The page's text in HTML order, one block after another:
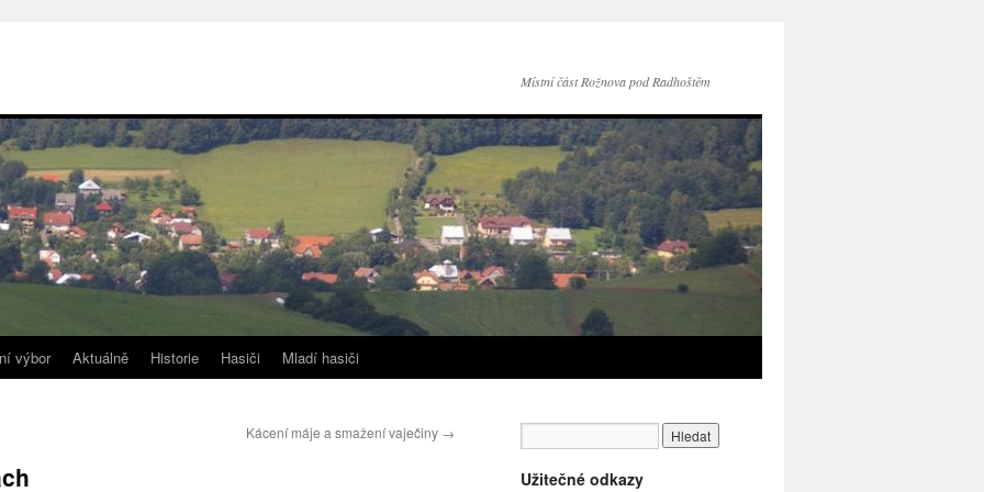
Místní část Rožnova pod Radhoštěm
výbor Aktuálně Historie Hasiči Mladí hasiči
Kácení máje a smažení vaječiny →
Užitečné odkazy